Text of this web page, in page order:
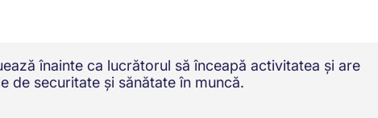
înainte ca lucrătorul să înceapă activitatea și are
de securitate și sănătate în muncă.